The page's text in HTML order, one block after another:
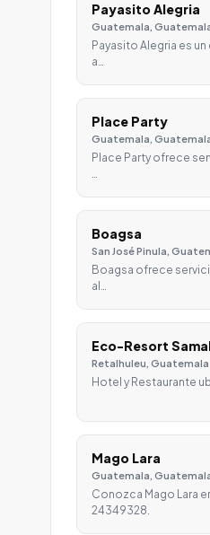
Payasito Alegria
Guatemala,
Payasito Alegria es
a…
Place Party
Guatemala,
Place Party ofrece
…
Boagsa
San José Pinula,
Boagsa ofrece
al…
Eco-Resort
Retalhuleu, Guatemala
Hotel y Restaurante
Mago Lara
Guatemala,
Conozca Mago Lara
24349328.